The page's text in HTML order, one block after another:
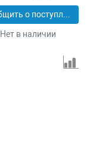
Сообщить о поступлении
Нет в наличии